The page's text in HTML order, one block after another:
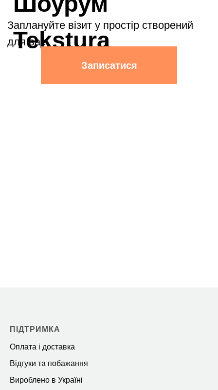
ПІДТРИМКА
Оплата і доставка
Відгуки та побажання
Вироблено в Україні